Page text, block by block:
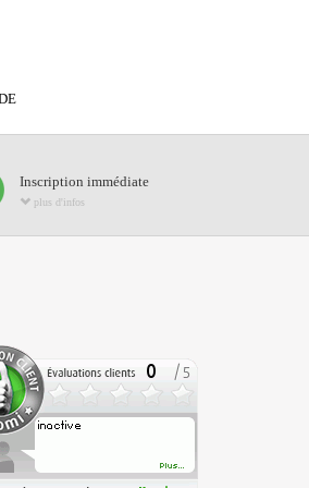
Inscription immédiate
plus d'infos